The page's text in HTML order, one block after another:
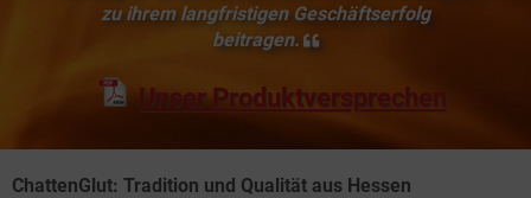
zu ihrem langfristigen Geschäftserfolg
beitragen.
Unser Produktversprechen
ChattenGlut: Tradition und Qualität aus Hessen